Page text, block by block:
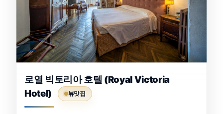
로열 빅토리아 호텔 (Royal Victoria
Hotel)
뷰맛집